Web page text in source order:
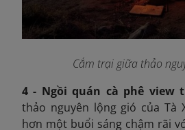
Cắm trại giữa thảo
4 - Ngồi quán cà phê view
thảo nguyên lộng gió của Tà
hơn một buổi sáng chậm rãi